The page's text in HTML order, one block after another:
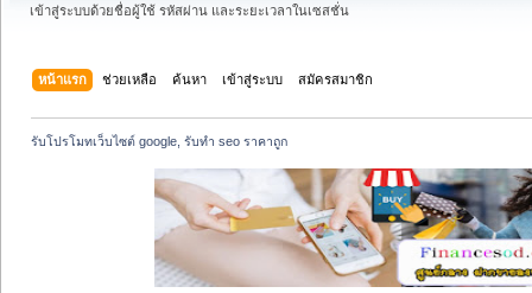
เข้าสู่ระบบด้วยชื่อผู้ใช้ รหัสผ่าน และระยะเวลาในเซสชั่น
หน้าแรก ช่วยเหลือ ค้นหา เข้าสู่ระบบ สมัครสมาชิก
รับโปรโมทเว็บไซต์ google, รับทำ seo ราคาถูก